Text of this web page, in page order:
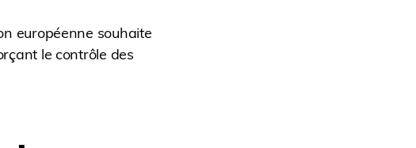
européenne souhaite
le contrôle des